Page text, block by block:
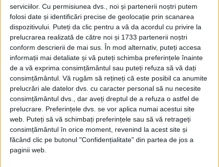
serviciilor. Cu permisiunea dvs., noi și partenerii noștri putem
folosi date și identificări precise de geolocație prin scanarea
dispozitivului. Puteți da clic pentru a vă da acordul cu privire la
prelucrarea realizată de către noi și 1733 partenerii noștri
conform descrierii de mai sus. În mod alternativ, puteți accesa
informații mai detaliate și vă puteți schimba preferințele înainte
de a vă exprima consimțământul sau puteți refuza să vă dați
consimțământul. Vă rugăm să rețineți că este posibil ca anumite
prelucrări ale datelor dvs. cu caracter personal să nu necesite
consimțământul dvs., dar aveți dreptul de a refuza o astfel de
prelucrare. Preferințele dvs. se vor aplica numai acestui site
web. Puteți să vă schimbați preferințele sau să vă retrageți
consimțământul în orice moment, revenind la acest site și
făcând clic pe butonul "Confidențialitate" din partea de jos a
paginii web.